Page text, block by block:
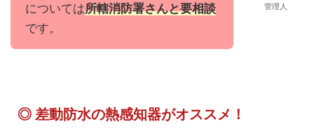
については所轄消防署さんと要相談
です。
管理人
◎ 差動防水の熱感知器がオススメ！